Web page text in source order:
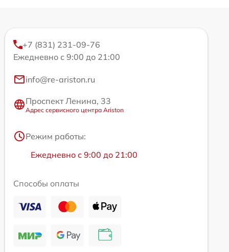
+7 (831) 231-09-76
Ежедневно с 9:00 до 21:00
info@re-ariston.ru
Проспект Ленина, 33
Адрес сервисного центра Ariston
Режим работы:
Ежедневно с 9:00 до 21:00
Способы оплаты